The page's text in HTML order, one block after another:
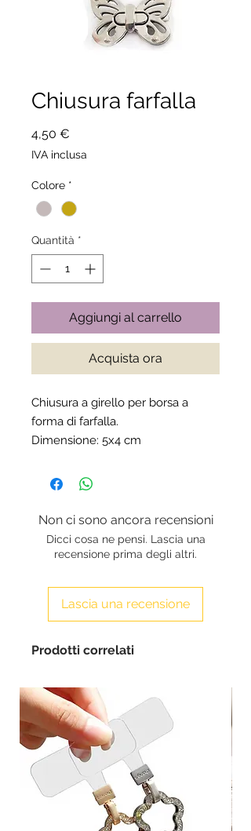
Chiusura farfalla
4,50 €
IVA inclusa
Colore *
Quantità *
Aggiungi al carrello
Acquista ora
Chiusura a girello per borsa a
forma di farfalla.
Dimensione: 5x4 cm
Non ci sono ancora recensioni
Dicci cosa ne pensi. Lascia una
recensione prima degli altri.
Lascia una recensione
Prodotti correlati